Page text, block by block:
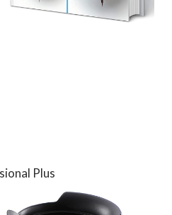
Plus